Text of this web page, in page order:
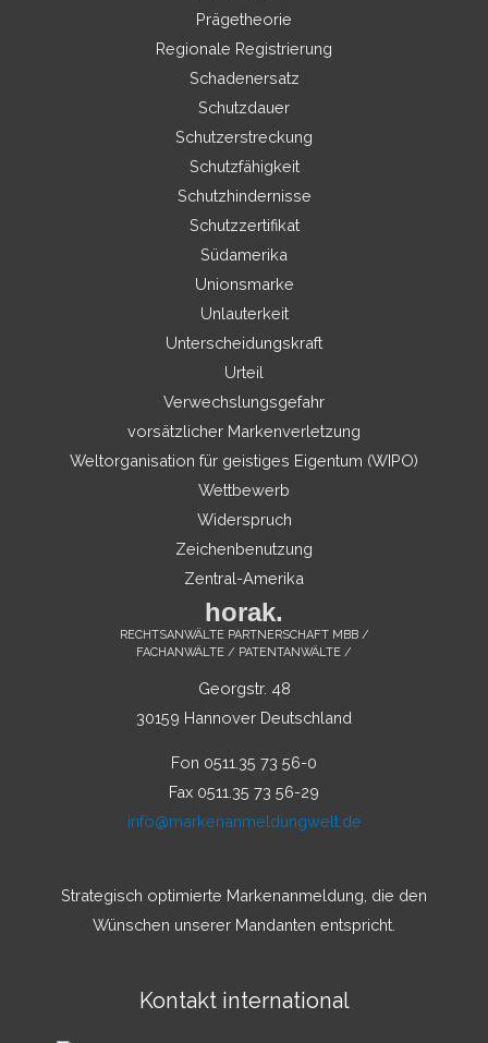
Prägetheorie
Regionale Registrierung
Schadenersatz
Schutzdauer
Schutzerstreckung
Schutzfähigkeit
Schutzhindernisse
Schutzzertifikat
Südamerika
Unionsmarke
Unlauterkeit
Unterscheidungskraft
Urteil
Verwechslungsgefahr
vorsätzlicher Markenverletzung
Weltorganisation für geistiges Eigentum (WIPO)
Wettbewerb
Widerspruch
Zeichenbenutzung
Zentral-Amerika
horak.
RECHTSANWÄLTE PARTNERSCHAFT MBB /
FACHANWÄLTE / PATENTANWÄLTE /
Georgstr. 48
30159 Hannover Deutschland
Fon 0511.35 73 56-0
Fax 0511.35 73 56-29
info@markenanmeldungwelt.de
Strategisch optimierte Markenanmeldung, die den
Wünschen unserer Mandanten entspricht.
Kontakt international